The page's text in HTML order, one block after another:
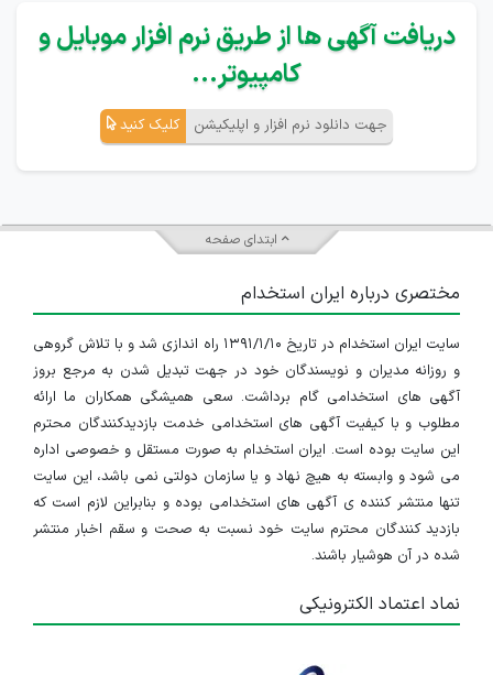
دریافت آگهی ها از طریق نرم افزار موبایل و
کامپیوتر...
جهت دانلود نرم افزار و اپلیکیشن کلیک کنید
ابتدای صفحه
مختصری درباره ایران استخدام
سایت ایران استخدام در تاریخ ۱۳۹۱/۱/۱۰ راه اندازی شد و با تلاش گروهی
و روزانه مدیران و نویسندگان خود در جهت تبدیل شدن به مرجع بروز
آگهی های استخدامی گام برداشت. سعی همیشگی همکاران ما ارائه
مطلوب و با کیفیت آگهی های استخدامی خدمت بازدیدکنندگان محترم
این سایت بوده است. ایران استخدام به صورت مستقل و خصوصی اداره
می شود و وابسته به هیچ نهاد و یا سازمان دولتی نمی باشد، این سایت
تنها منتشر کننده ی آگهی های استخدامی بوده و بنابراین لازم است که
بازدید کنندگان محترم سایت خود نسبت به صحت و سقم اخبار منتشر
شده در آن هوشیار باشند.
نماد اعتماد الکترونیکی